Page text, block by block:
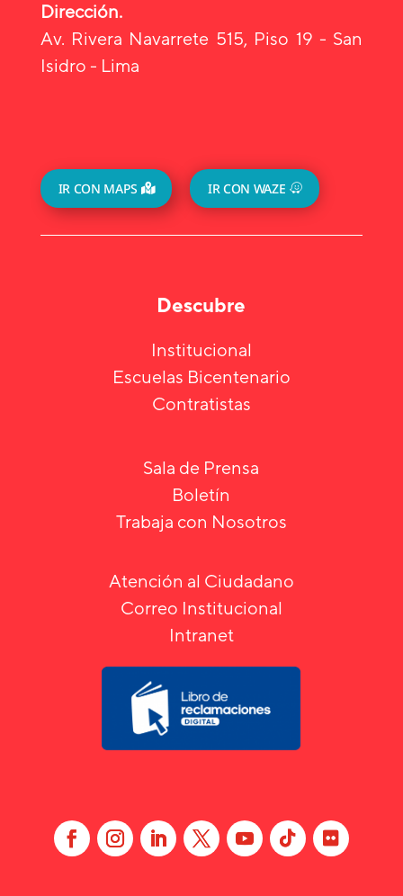
Dirección.
Av. Rivera Navarrete 515, Piso 19 - San
Isidro - Lima
IR CON MAPS IR CON WAZE
Descubre
Institucional
Escuelas Bicentenario
Contratistas
Sala de Prensa
Boletín
Trabaja con Nosotros
Atención al Ciudadano
Correo Institucional
Intranet